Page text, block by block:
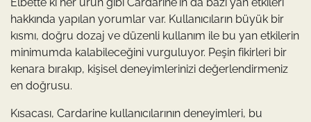
hakkında yapılan yorumlar var. Kullanıcıların büyük bir
kısmı, doğru dozaj ve düzenli kullanım ile bu yan etkilerin
minimumda kalabileceğini vurguluyor. Peşin fikirleri bir
kenara bırakıp, kişisel deneyimlerinizi değerlendirmeniz
en doğrusu.
Kısacası, Cardarine kullanıcılarının deneyimleri, bu